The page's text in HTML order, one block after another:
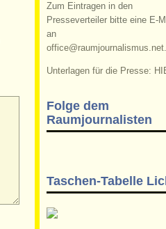
Zum Eintragen in den
Presseverteiler bitte eine E-
an
office@raumjournalismus.net.
Unterlagen für die Presse:
Folge dem
Raumjournalisten
Taschen-Tabelle